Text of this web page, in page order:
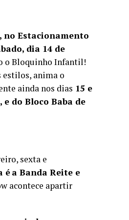
no Estacionamento
dia 14 de
o Bloquinho Infantil!
estilos, anima o
ainda nos dias 15 e
do Bloco Baba de
sexta e
é a Banda Reite e
acontece apartir